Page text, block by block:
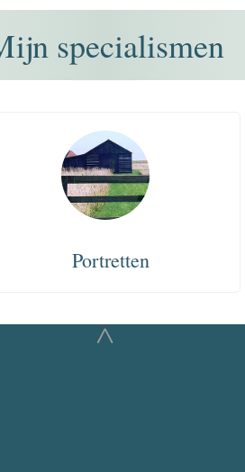
specialismen
Portretten
^